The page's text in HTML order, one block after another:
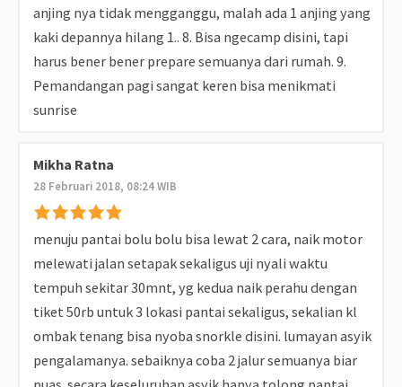
anjing nya tidak mengganggu, malah ada 1 anjing yang
kaki depannya hilang 1.. 8. Bisa ngecamp disini, tapi
harus bener bener prepare semuanya dari rumah. 9.
Pemandangan pagi sangat keren bisa menikmati
sunrise
Mikha Ratna
28 Februari 2018, 08:24 WIB
menuju pantai bolu bolu bisa lewat 2 cara, naik motor
melewati jalan setapak sekaligus uji nyali waktu
tempuh sekitar 30mnt, yg kedua naik perahu dengan
tiket 50rb untuk 3 lokasi pantai sekaligus, sekalian kl
ombak tenang bisa nyoba snorkle disini. lumayan asyik
pengalamanya. sebaiknya coba 2 jalur semuanya biar